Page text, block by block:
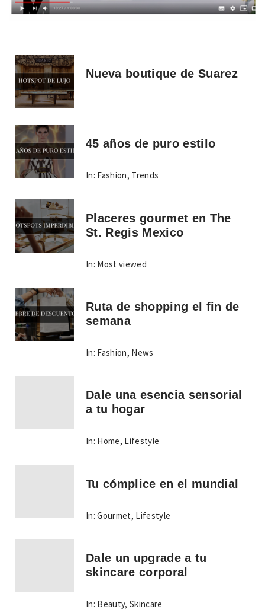
Nueva boutique de Suarez
45 años de puro estilo
In: Fashion, Trends
Placeres gourmet en The
St. Regis Mexico
In: Most viewed
Ruta de shopping el fin de
semana
In: Fashion, News
Dale una esencia sensorial
a tu hogar
In: Home, Lifestyle
Tu cómplice en el mundial
In: Gourmet, Lifestyle
Dale un upgrade a tu
skincare corporal
In: Beauty,Skincare